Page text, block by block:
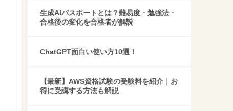
生成AIパスポートとは？難易度・勉強法・
合格後の変化を合格者が解説
ChatGPT面白い使い方10選！
【最新】AWS資格試験の受験料を紹介｜お
得に受講する方法も解説